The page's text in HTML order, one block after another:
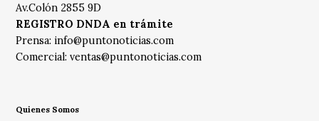
Av.Colón 2855 9D
REGISTRO DNDA en trámite
Prensa: info@puntonoticias.com
Comercial:ventas@puntonoticias.com
Quienes Somos